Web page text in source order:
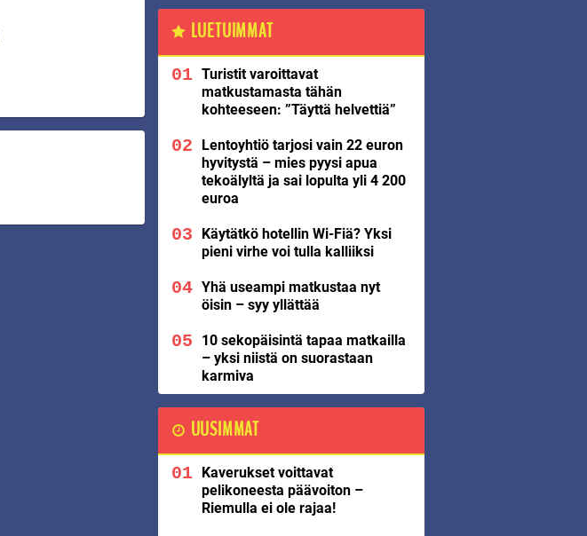
LUETUIMMAT
Turistit varoittavat
matkustamasta tähän
kohteeseen: ”Täyttä helvettiä”
Lentoyhtiö tarjosi vain 22 euron
hyvitystä – mies pyysi apua
tekoälyltä ja sai lopulta yli 4 200
euroa
Käytätkö hotellin Wi-Fiä? Yksi
pieni virhe voi tulla kalliiksi
Yhä useampi matkustaa nyt
öisin – syy yllättää
10 sekopäisintä tapaa matkailla
– yksi niistä on suorastaan
karmiva
UUSIMMAT
Kaverukset voittavat
pelikoneesta päävoiton –
Riemulla ei ole rajaa!